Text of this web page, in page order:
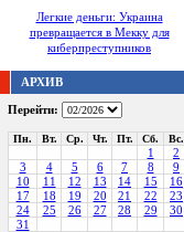
Легкие деньги: Украина
превращается в Мекку для
киберпреступников
АРХИВ
Перейти:
Пн. Вт. Ср. Чт. Пт. Сб. Вс.
1
2
3
4 5 6 7 8
9
10
11 12 13 14 15
16
17
18 19 20 21 22
23
24
25 26 27 28 29
30
31